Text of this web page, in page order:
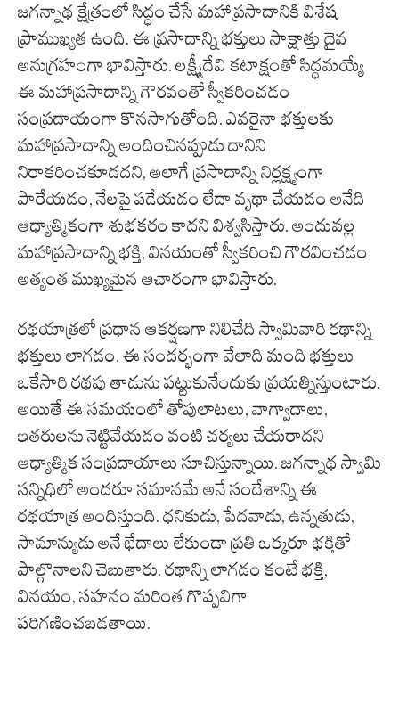
జగన్నాథ క్షేత్రంలో సిద్ధం చేసే మహాప్రసాదానికి విశేష
ప్రాముఖ్యత ఉంది. ఈ ప్రసాదాన్ని భక్తులు సాక్షాత్తు దైవ
అనుగ్రహంగా భావిస్తారు. లక్ష్మీదేవి కటాక్షంతో సిద్ధమయ్యే
ఈ మహాప్రసాదాన్ని గౌరవంతో స్వీకరించడం
సంప్రదాయంగా కొనసాగుతోంది. ఎవరైనా భక్తులకు
మహాప్రసాదాన్ని అందించినప్పుడు దానిని
నిరాకరించకూడదని, అలాగే ప్రసాదాన్ని నిర్లక్ష్యంగా
పారేయడం, నేలపై పడేయడం లేదా వృథా చేయడం అనేది
ఆధ్యాత్మికంగా శుభకరం కాదని విశ్వసిస్తారు. అందువల్ల
మహాప్రసాదాన్ని భక్తి, వినయంతో స్వీకరించి గౌరవించడం
అత్యంత ముఖ్యమైన ఆచారంగా భావిస్తారు.
రథయాత్రలో ప్రధాన ఆకర్షణగా నిలిచేది స్వామివారి రథాన్ని
భక్తులు లాగడం. ఈ సందర్భంగా వేలాది మంది భక్తులు
ఒకేసారి రథపు తాడును పట్టుకునేందుకు ప్రయత్నిస్తుంటారు.
అయితే ఈ సమయంలో తోపులాటలు, వాగ్వాదాలు,
ఇతరులను నెట్టివేయడం వంటి చర్యలు చేయరాదని
ఆధ్యాత్మిక సంప్రదాయాలు సూచిస్తున్నాయి. జగన్నాథ స్వామి
సన్నిధిలో అందరూ సమానమే అనే సందేశాన్ని ఈ
రథయాత్ర అందిస్తుంది. ధనికుడు, పేదవాడు, ఉన్నతుడు,
సామాన్యుడు అనే భేదాలు లేకుండా ప్రతి ఒక్కరూ భక్తితో
పాల్గొనాలని చెబుతారు. రథాన్ని లాగడం కంటే భక్తి,
వినయం, సహనం మరింత గొప్పవిగా
పరిగణించబడతాయి.